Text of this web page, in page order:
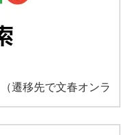
（遷移先で文春オンラ